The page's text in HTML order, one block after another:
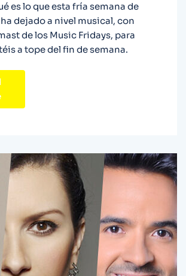
es lo que esta fría semana de
dejado a nivel musical, con
de los Music Fridays, para
a tope del fin de semana.